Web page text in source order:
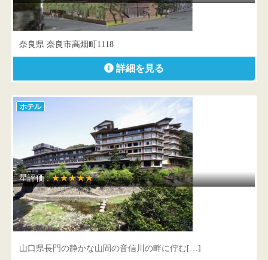
セトレ ならまち
奈良県 奈良市高畑町1118
詳細を見る
ホテル
星評価 :★★★★★
大谷山荘
山口県 長門市深川湯本2208番地
山口県長門の静かな山間の音信川の畔に佇む[…]